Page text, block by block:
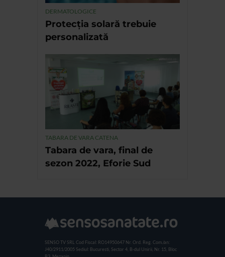
DERMATOLOGICE
Protecția solară trebuie
personalizată
TABARA DE VARA CATENA
Tabara de vara, final de
sezon 2022, Eforie Sud
SENSO TV SRL Cod Fiscal: RO14950647 Nr. Ord. Reg. Com./an:
J40/2911/2005 Sediul: Bucuresti, Sector 4, B-dul Unirii, Nr. 15, Bloc